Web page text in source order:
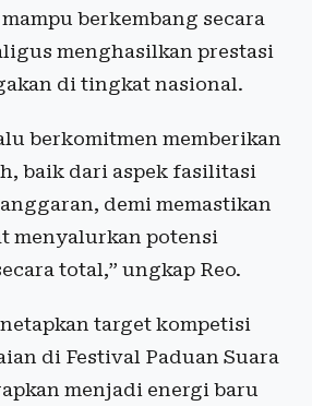
berkembang secara
menghasilkan prestasi
di tingkat nasional.
berkomitmen memberikan
baik dari aspek fasilitasi
demi memastikan
menyalurkan potensi
total,” ungkap Reo.
target kompetisi
di Festival Paduan Suara
menjadi energi baru